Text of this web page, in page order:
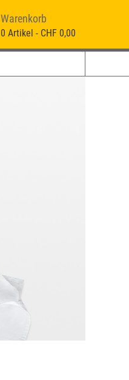
Warenkorb
0 Artikel - CHF 0,00